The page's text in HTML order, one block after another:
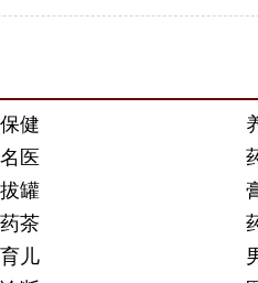
保健
名医
拔罐
药茶
育儿